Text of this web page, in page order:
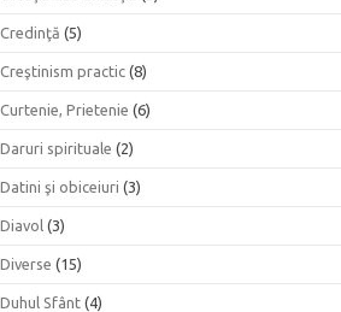
Credinţă (5)
Creştinism practic (8)
Curtenie, Prietenie (6)
Daruri spirituale (2)
Datini şi obiceiuri (3)
Diavol (3)
Diverse (15)
Duhul Sfânt (4)